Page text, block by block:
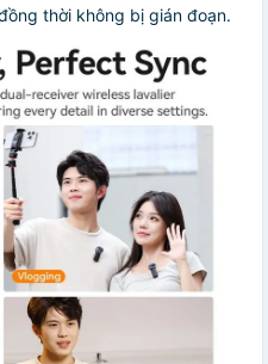
thời không bị gián đoạn.